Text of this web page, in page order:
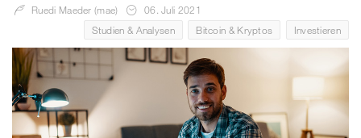
Ruedi Maeder (mae)
06. Juli 2021
Studien & Analysen
Bitcoin & Kryptos Investieren